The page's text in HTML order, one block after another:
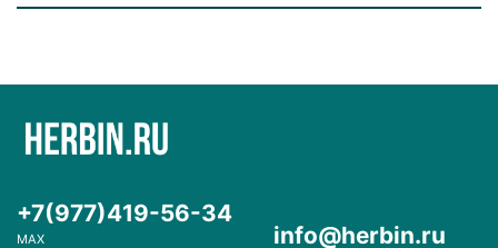
+7(977)419-56-34
MAX info@herbin.ru